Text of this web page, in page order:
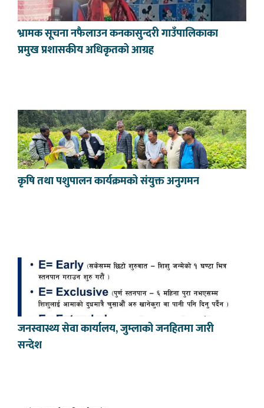
भ्रामक सूचना नफैलाउन कनकासुन्दरी गाउँपालिकाका
प्रमुख प्रशासकीय अधिकृतको आग्रह
कृषि तथा पशुपालन कार्यक्रमको संयुक्त अनुगमन
जनस्वास्थ्य सेवा कार्यालय, जुम्लाको जनहितमा जारी
सन्देश